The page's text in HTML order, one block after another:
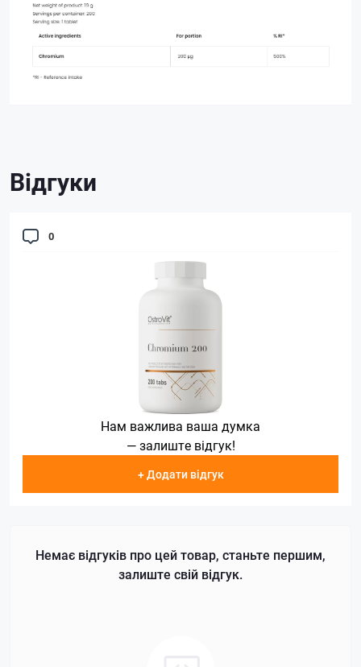
Відгуки
0
Нам важлива ваша думка
— залиште відгук!
+ Додати відгук
Немає відгуків про цей товар, станьте першим,
залиште свій відгук.